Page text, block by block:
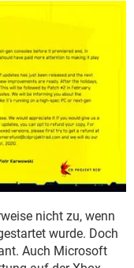
nicht zu, wenn
wurde. Doch
Auch Microsoft